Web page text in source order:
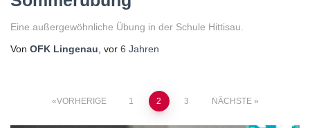
Eine außergewöhnliche Übung in der Schule Hittisau.
Von OFK Lingenau , vor 6 Jahren
Seitennummerierung
VORHERIGE 1 2 3 NÄCHSTE